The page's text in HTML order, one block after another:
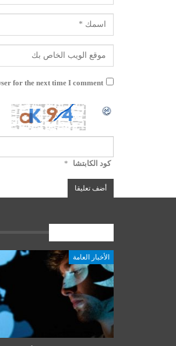
for the next time I comment.
كود الكابتشا *
الأخبار العامة
أخبار المرجعية